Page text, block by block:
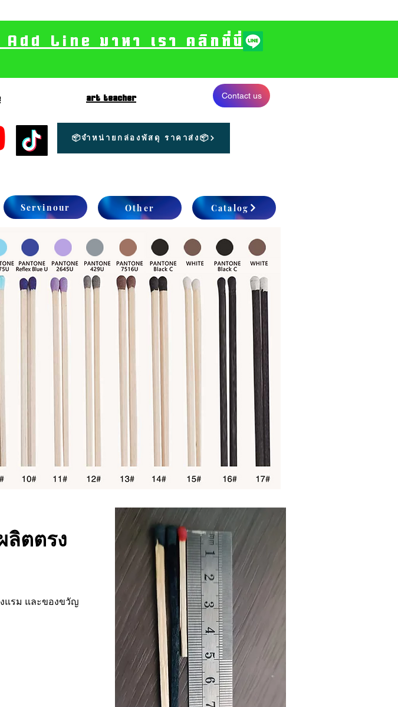
Add Line มาหา เรา คลิกที่นี่
art teacher Contact us
📦จำหน่ายกล่องพัสดุ ราคาส่ง📦
Servinour Other Catalog
ลิตตรง
แรม และของขวัญ